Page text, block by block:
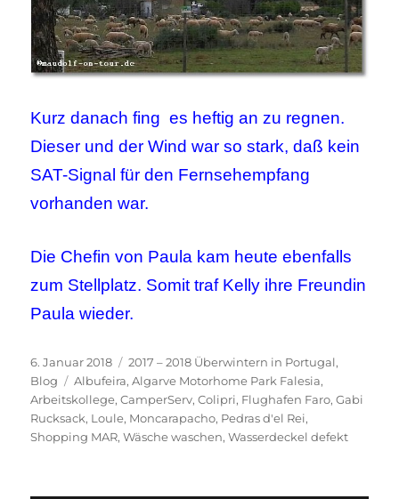
Kurz danach fing es heftig an zu regnen.
Dieser und der Wind war so stark, daß kein
SAT-Signal für den Fernsehempfang
vorhanden war.
Die Chefin von Paula kam heute ebenfalls
zum Stellplatz. Somit traf Kelly ihre Freundin
Paula wieder.
Veröffentlicht
am
6. Januar 2018 Kategorien
2017 – 2018 Überwintern in Portugal,
Blog
Schlagwörter
Albufeira,Algarve Motorhome Park Falesia,
Arbeitskollege,CamperServ,Colipri, Flughafen Faro,Gabi
Rucksack, Loule, Moncarapacho, Pedras d'el Rei,
Shopping MAR,Wäsche waschen,Wasserdeckel defekt